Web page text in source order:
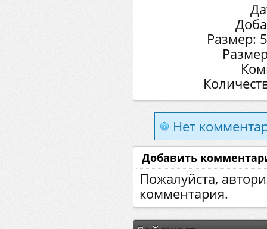
Размер:
Нет
Добавить
Пожалуйста,
комментария.